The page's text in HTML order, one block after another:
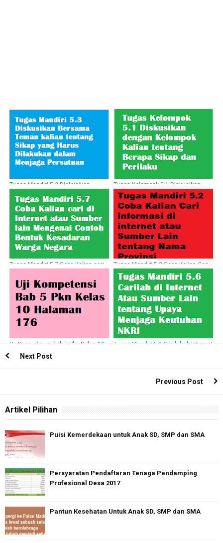
Tugas Mandiri 5.3 Diskusikan
Sikap yang Harus Dilakukan dalam
Menjaga Persatuan
Tugas Kelompok 5.1 Diskusikan
dengan Kelompok Kalian tentang
Berapa Sikap dan Perilaku
Tugas Mandiri 5.7 Coba Kalian cari
Kesadaran Warga Negara
Tugas Mandiri 5.2 Coba Kalian Cari
informasi di internet atau Sumber
Lain tentang Nama Provinsi
Uji Kompetensi Bab 5 Pkn Kelas 10
Tugas Mandiri 5.6 Carilah di Internet
Next Post
Previous Post
Artikel Pilihan
Puisi Kemerdekaan untuk Anak SD, SMP dan SMA
Persyaratan Pendaftaran Tenaga Pendamping
Profesional Desa 2017
Pantun Kesehatan Untuk Anak SD, SMP dan SMA